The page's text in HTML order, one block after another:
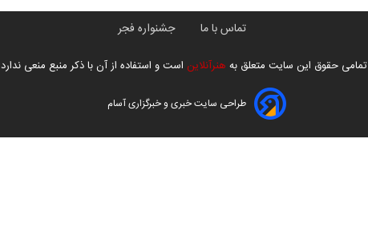
تماس با ما جشنواره فجر
تمامی حقوق این سایت متعلق به هنرآنلاین است و استفاده از آن با ذکر منبع منعی ندارد
طراحی سایت خبری و خبرگزاری آسام